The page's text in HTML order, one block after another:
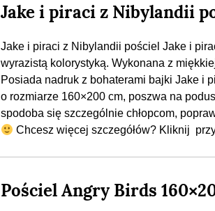
Jake i piraci z Nibylandii
Jake i piraci z Nibylandii pościel Jake i
wyrazistą kolorystyką. Wykonana z
Posiada nadruk z bohaterami bajki Jake i
o rozmiarze 160×200 cm, poszwa na
spodoba się szczególnie chłopcom,
Chcesz więcej szczegółów? Kliknij
Pościel Angry Birds